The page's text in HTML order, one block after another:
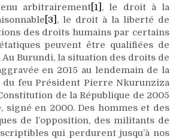
arbitrairement [1] , le droit à la
[3] , le droit à la liberté de
des droits humains par certains
peuvent être qualifiées de
Burundi, la situation des droits de
en 2015 au lendemain de la
du feu Président Pierre Nkurunziza
de la République de 2005
signé en 2000. Des hommes et des
de l’opposition, des militants de
qui perdurent jusqu’à nos